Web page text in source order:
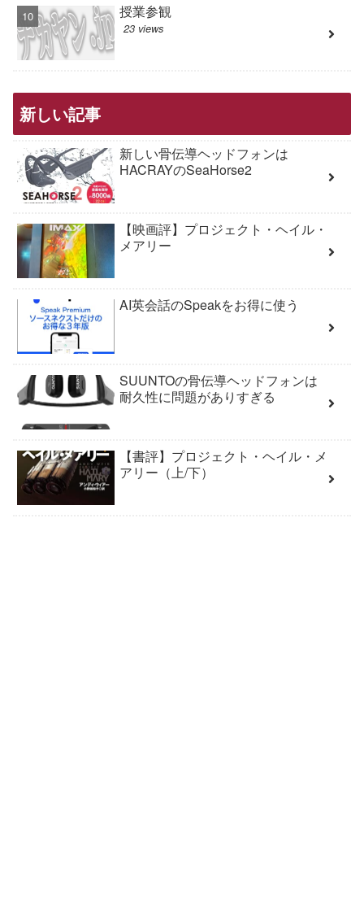
授業参観
23 views
新しい記事
新しい骨伝導ヘッドフォンは
HACRAYのSeaHorse2
【映画評】プロジェクト・ヘイル・
メアリー
AI英会話のSpeakをお得に使う
SUUNTOの骨伝導ヘッドフォンは
耐久性に問題がありすぎる
【書評】プロジェクト・ヘイル・メ
アリー（上/下）